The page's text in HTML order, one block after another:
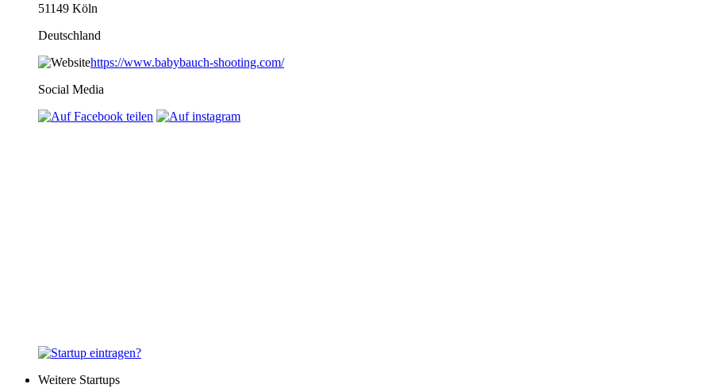
51149 Köln
Deutschland
https://www.babybauch-shooting.com/
Social Media
Weitere Startups